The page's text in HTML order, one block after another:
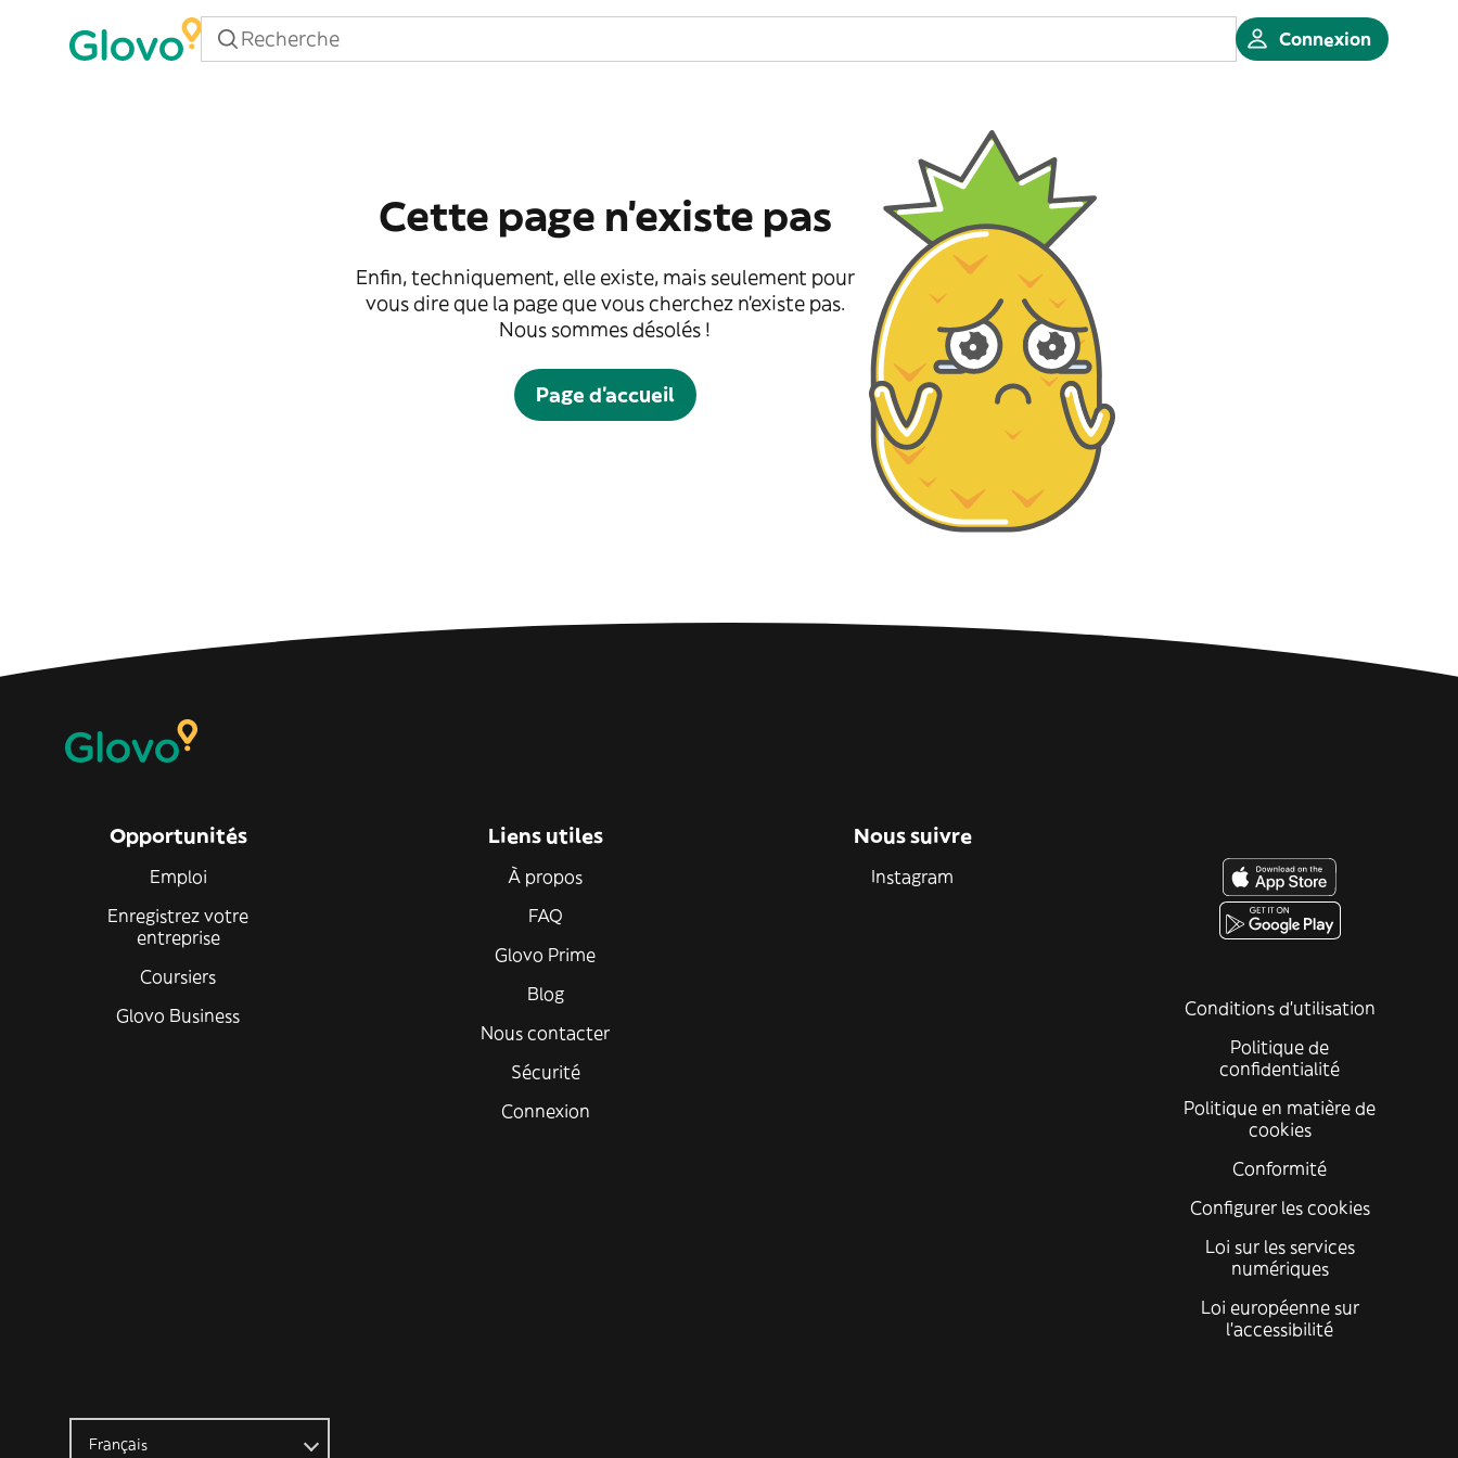
Connexion
Cette page n'existe pas
Enfin, techniquement, elle existe, mais seulement pour
vous dire que la page que vous cherchez n'existe pas.
Nous sommes désolés !
Page d'accueil
Opportunités
Emploi
Enregistrez votre
entreprise
Coursiers
Glovo Business
Liens utiles
À propos
FAQ
Glovo Prime
Blog
Nous contacter
Sécurité
Connexion
Nous suivre
Instagram
Conditions d'utilisation
Politique de
confidentialité
Politique en matière de
cookies
Conformité
Configurer les cookies
Loi sur les services
numériques
Loi européenne sur
l’accessibilité